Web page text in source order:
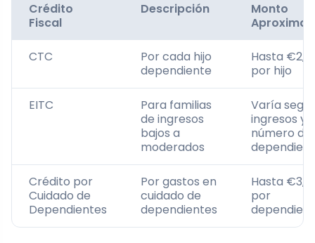
Crédito
Fiscal
Descripción
Monto
CTC
Por cada hijo
dependiente
Hasta
por hijo
EITC
Para familias
de ingresos
bajos a
moderados
Varía
ingresos y
número de
Crédito por
Cuidado de
Dependientes
Por gastos en
cuidado de
dependientes
Hasta
por